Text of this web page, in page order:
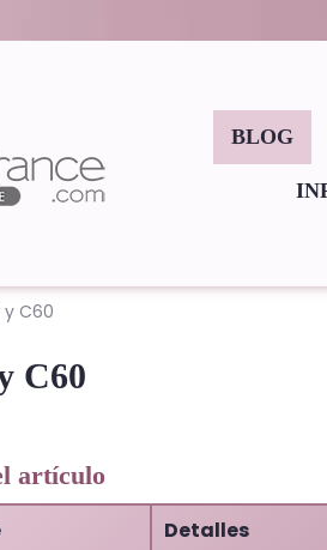
BLOG
C60
C60
artículo
Detalles